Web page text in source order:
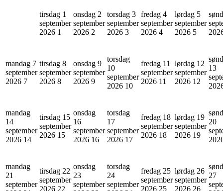
tirsdag 1
september
2026 1
onsdag 2
september
2026 2
torsdag 3
september
2026 3
fredag 4
september
2026 4
lørdag 5
september
2026 5
mandag 7
september
2026 7
tirsdag 8
september
2026 8
onsdag 9
september
2026 9
torsdag
10
september
2026 10
fredag 11
september
2026 11
lørdag 12
september
2026 12
13
mandag
14
september
2026 14
tirsdag 15
september
2026 15
onsdag
16
september
2026 16
torsdag
17
september
2026 17
fredag 18
september
2026 18
lørdag 19
september
2026 19
20
mandag
21
september
tirsdag 22
september
2026 22
onsdag
23
september
torsdag
24
september
fredag 25
september
2026 25
lørdag 26
september
2026 26
27